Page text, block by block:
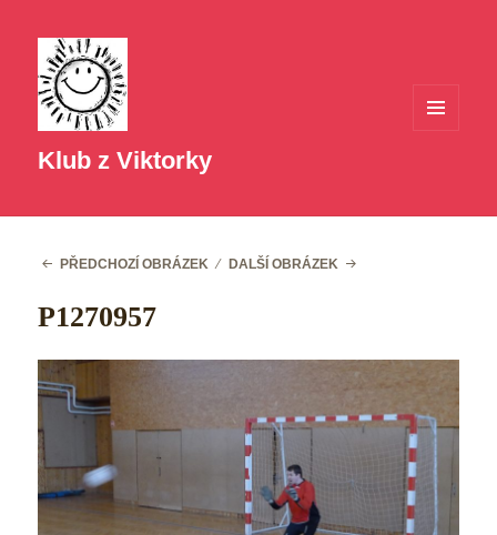
Klub z Viktorky
PŘEDCHOZÍ OBRÁZEK DALŠÍ OBRÁZEK
P1270957